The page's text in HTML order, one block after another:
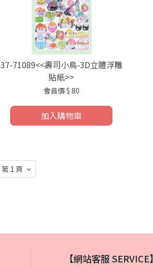
37-71089<<壽司小鳥-3D立體浮雕
貼紙>>
會員價 $ 80
加入購物車
【網站客服 SERVICE】